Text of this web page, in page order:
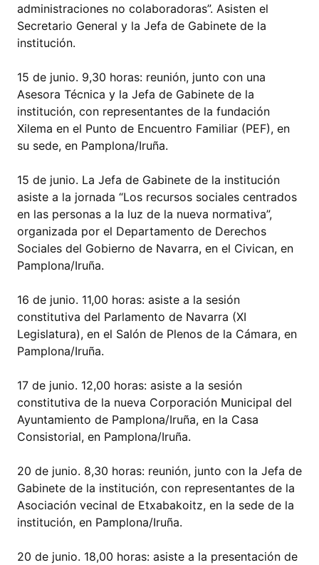
administraciones no colaboradoras”. Asisten el
Secretario General y la Jefa de Gabinete de la
institución.
15 de junio. 9,30 horas: reunión, junto con una
Asesora Técnica y la Jefa de Gabinete de la
institución, con representantes de la fundación
Xilema en el Punto de Encuentro Familiar (PEF), en
su sede, en Pamplona/Iruña.
15 de junio. La Jefa de Gabinete de la institución
asiste a la jornada “Los recursos sociales centrados
en las personas a la luz de la nueva normativa”,
organizada por el Departamento de Derechos
Sociales del Gobierno de Navarra, en el Civican, en
Pamplona/Iruña.
16 de junio. 11,00 horas: asiste a la sesión
constitutiva del Parlamento de Navarra (XI
Legislatura), en el Salón de Plenos de la Cámara, en
Pamplona/Iruña.
17 de junio. 12,00 horas: asiste a la sesión
constitutiva de la nueva Corporación Municipal del
Ayuntamiento de Pamplona/Iruña, en la Casa
Consistorial, en Pamplona/Iruña.
20 de junio. 8,30 horas: reunión, junto con la Jefa de
Gabinete de la institución, con representantes de la
Asociación vecinal de Etxabakoitz, en la sede de la
institución, en Pamplona/Iruña.
20 de junio. 18,00 horas: asiste a la presentación de